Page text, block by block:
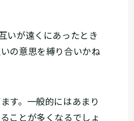
いが遠くにあったとき
の意思を縛り合いかね
す。一般的にはあまり
ことが多くなるでしょ